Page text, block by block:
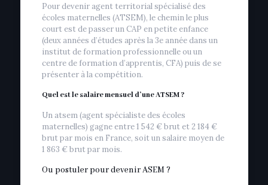
Pour devenir agent territorial spécialisé des
écoles maternelles (ATSEM), le chemin le plus
court est de passer un CAP en petite enfance
(deux années d’études après la 3e année dans un
institut de formation professionnelle ou un
centre de formation d’apprentis, CFA) puis de se
présenter à la compétition.
Quel est le salaire mensuel d’une ATSEM ?
Un atsem (agent spécialiste des écoles
maternelles) gagne entre 1 542 € brut et 2 184 €
brut par mois en France, soit un salaire moyen de
1 863 € brut par mois.
Ou postuler pour devenir ASEM ?